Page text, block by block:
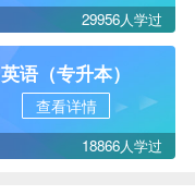
29956人学过
英语（专升本）
查看详情
18866人学过